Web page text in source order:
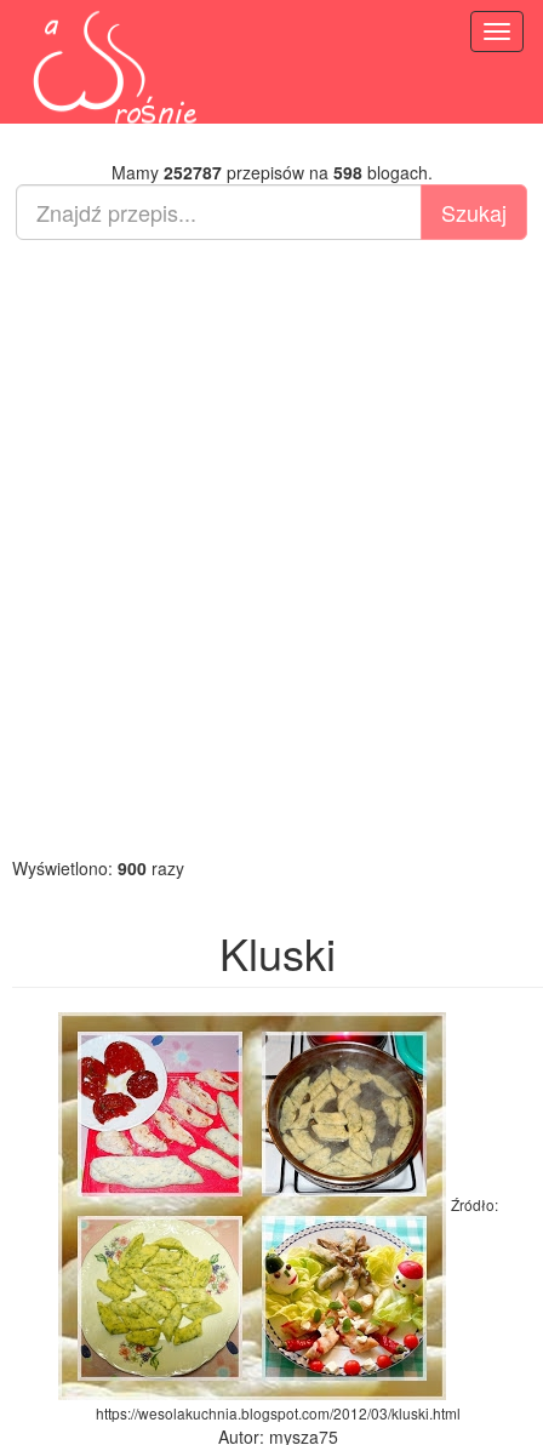
Mamy 252787przepisów na 598blogach.
Wyświetlono: 900 razy
Kluski
Źródło:
https://wesolakuchnia.blogspot.com/2012/03/kluski.html
Autor: mysza75